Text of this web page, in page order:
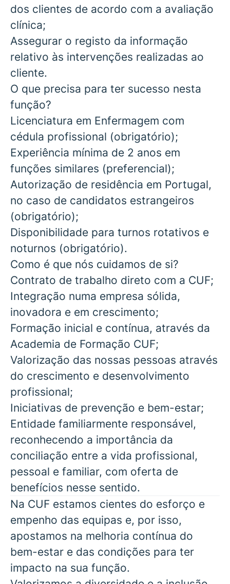
dos clientes de acordo com a avaliação
clínica;
Assegurar o registo da informação
relativo às intervenções realizadas ao
cliente.
O que precisa para ter sucesso nesta
função?
Licenciatura em Enfermagem com
cédula profissional (obrigatório);
Experiência mínima de 2 anos em
funções similares (preferencial);
Autorização de residência em Portugal,
no caso de candidatos estrangeiros
(obrigatório);
Disponibilidade para turnos rotativos e
noturnos (obrigatório).
Como é que nós cuidamos de si?
Contrato de trabalho direto com a CUF;
Integração numa empresa sólida,
inovadora e em crescimento;
Formação inicial e contínua, através da
Academia de Formação CUF;
Valorização das nossas pessoas através
do crescimento e desenvolvimento
profissional;
Iniciativas de prevenção e bem-estar;
Entidade familiarmente responsável,
reconhecendo a importância da
conciliação entre a vida profissional,
pessoal e familiar, com oferta de
benefícios nesse sentido.
Na CUF estamos cientes do esforço e
empenho das equipas e, por isso,
apostamos na melhoria contínua do
bem-estar e das condições para ter
impacto na sua função.